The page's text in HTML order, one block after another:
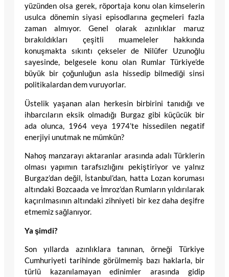
yüzünden olsa gerek, röportaja konu olan kimselerin
usulca dönemin siyasi episodlarına geçmeleri fazla
zaman almıyor. Genel olarak azınlıklar maruz
bırakıldıkları çeşitli muameleler hakkında
konuşmakta sıkıntı çekseler de Nilüfer Uzunoğlu
sayesinde, belgesele konu olan Rumlar Türkiye’de
büyük bir çoğunluğun asla hissedip bilmediği sinsi
politikalardan dem vuruyorlar.
Üstelik yaşanan alan herkesin birbirini tanıdığı ve
ihbarcıların eksik olmadığı Burgaz gibi küçücük bir
ada olunca, 1964 veya 1974’te hissedilen negatif
enerjiyi unutmak ne mümkün?
Nahoş manzarayı aktaranlar arasında adalı Türklerin
olması yapımın tarafsızlığını pekiştiriyor ve yalnız
Burgaz’dan değil, İstanbul’dan, hatta Lozan koruması
altındaki Bozcaada ve İmroz’dan Rumların yıldırılarak
kaçırılmasının altındaki zihniyeti bir kez daha deşifre
etmemiz sağlanıyor.
Ya şimdi?
Son yıllarda azınlıklara tanınan, örneği Türkiye
Cumhuriyeti tarihinde görülmemiş bazı haklarla, bir
türlü kazanılamayan edinimler arasında gidip